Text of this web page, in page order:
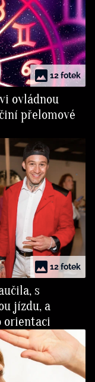
12 fotek
ovládnou
přelomové
12 fotek
s
jízdu, a
orientaci